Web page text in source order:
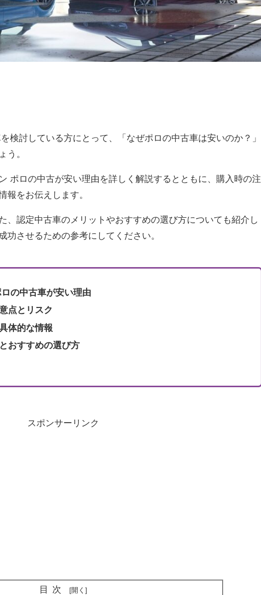
検討している方にとって、「なぜポロの中古車は安いのか？」
う。
ポロの中古が安い理由を詳しく解説するとともに、購入時の注
報をお伝えします。
、認定中古車のメリットやおすすめの選び方についても紹介し
功させるための参考にしてください。
の中古車が安い理由
点とリスク
体的な情報
おすすめの選び方
スポンサーリンク
目次